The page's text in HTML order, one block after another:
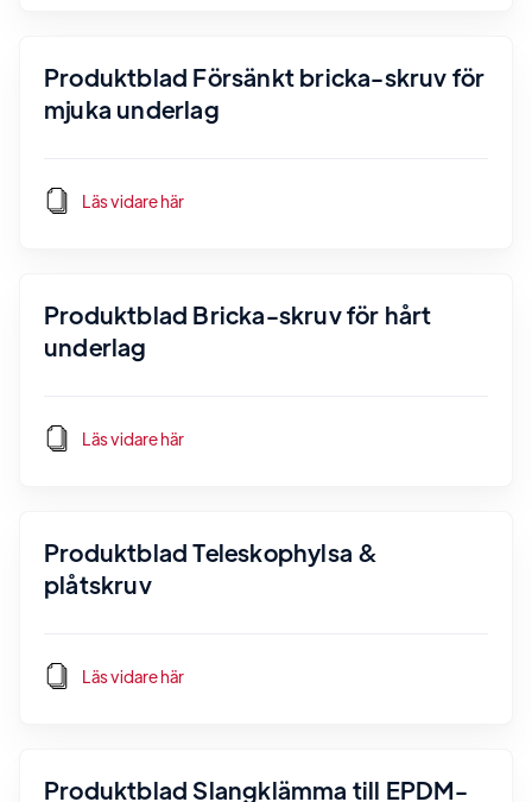
Produktblad Försänkt bricka-skruv för
mjuka underlag
Läs vidare här
Produktblad Bricka-skruv för hårt
underlag
Läs vidare här
Produktblad Teleskophylsa &
plåtskruv
Läs vidare här
Produktblad Slangklämma till EPDM-